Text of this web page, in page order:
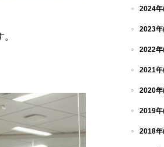
2024
2023
2022
2021
2020
2019
2018